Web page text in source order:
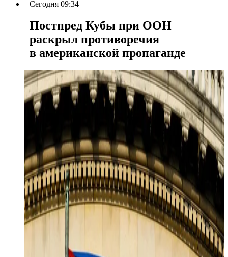
Сегодня 09:34
Постпред Кубы при ООН
раскрыл противоречия
в американской пропаганде